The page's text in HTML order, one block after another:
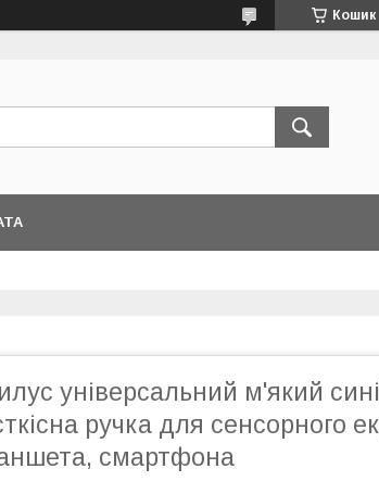
Кошик
універсальний м'який
ручка для сенсорного
смартфона